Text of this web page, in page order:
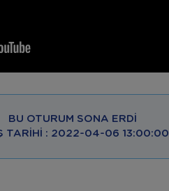
BU OTURUM SONA ERDI
TARIHI : 2022-04-06 13:00:00